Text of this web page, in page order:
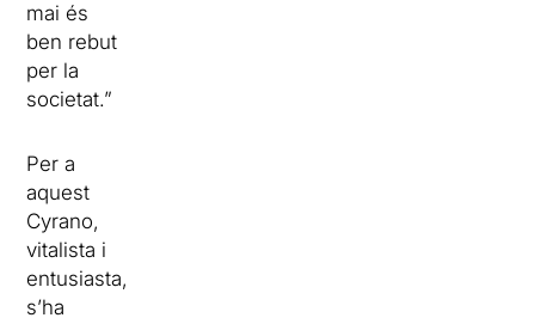
mai és
ben rebut
per la
societat.”
Per a
aquest
Cyrano,
vitalista i
entusiasta,
s’ha